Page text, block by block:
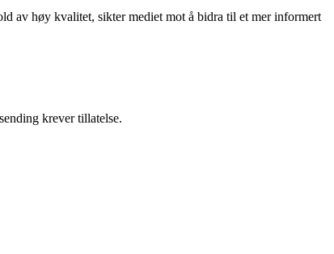
av høy kvalitet, sikter mediet mot å bidra til et mer informert
krever tillatelse.